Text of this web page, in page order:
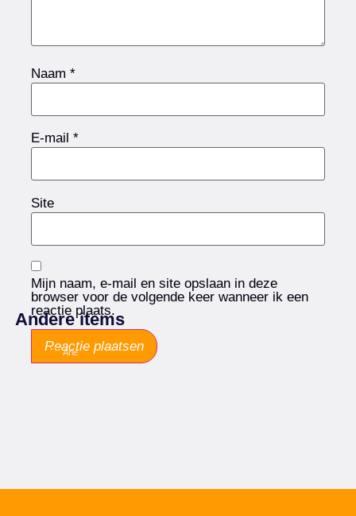
Naam*
E-mail*
Site
Mijn naam, e-mail en site opslaan in deze
browser voor de volgende keer wanneer ik een
reactie plaats.
Andere items
Arie